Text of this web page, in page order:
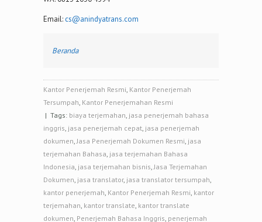
Email: cs@anindyatrans.com
Beranda
Kantor Penerjemah Resmi, Kantor Penerjemah
Tersumpah, Kantor Penerjemahan Resmi
| Tags: biaya terjemahan, jasa penerjemah bahasa
inggris, jasa penerjemah cepat, jasa penerjemah
dokumen,Jasa Penerjemah Dokumen Resmi, jasa
terjemahan Bahasa, jasa terjemahan Bahasa
Indonesia, jasa terjemahan bisnis,Jasa Terjemahan
Dokumen, jasa translator, jasa translator tersumpah,
kantor penerjemah, Kantor Penerjemah Resmi, kantor
terjemahan, kantor translate, kantor translate
dokumen, Penerjemah Bahasa Inggris, penerjemah